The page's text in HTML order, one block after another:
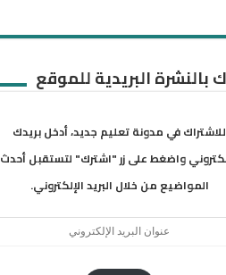
بالنشرة البريدية للموقع
للاشتراك في مدونة تعليم جديد، أدخل بريدك
واضغط على زر "اشترك" لتستقبل أحدث
المواضيع من خلال البريد الإلكتروني.